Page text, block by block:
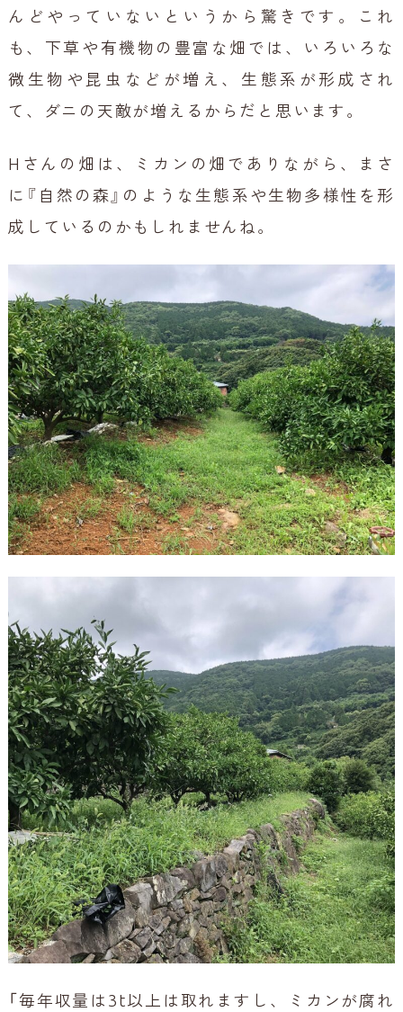
んどやっていないというから驚きです。これ
も、下草や有機物の豊富な畑では、いろいろな
微生物や昆虫などが増え、生態系が形成され
て、ダニの天敵が増えるからだと思います。
Hさんの畑は、ミカンの畑でありながら、まさ
に『自然の森』のような生態系や生物多様性を形
成しているのかもしれませんね。
「毎年収量は3t以上は取れますし、ミカンが腐れ